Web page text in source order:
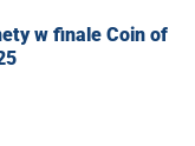
w finale Coin of